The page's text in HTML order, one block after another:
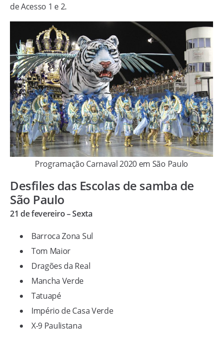
de Acesso 1 e 2.
Programação Carnaval 2020 em São Paulo
Desfiles das Escolas de samba de
São Paulo
21 de fevereiro – Sexta
Barroca Zona Sul
Tom Maior
Dragões da Real
Mancha Verde
Tatuapé
Império de Casa Verde
X-9 Paulistana